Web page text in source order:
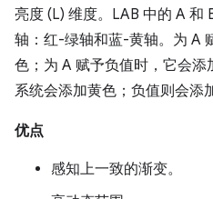
亮度 (L) 维度。LAB 中的 A 和
轴：红-绿轴和蓝-黄轴。为 A
色；为 A 赋予负值时，它会添
系统会添加黄色；负值则会添
优点
感知上一致的渐变。